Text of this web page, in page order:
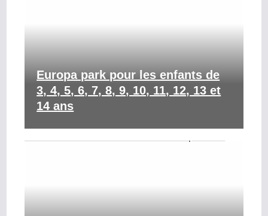
Europa park pour les enfants de
3, 4, 5, 6, 7, 8, 9, 10, 11, 12, 13 et
14 ans